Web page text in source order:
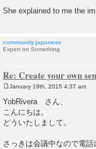
She explained to me the
community.japanese
Expert on Something
Re: Create your own
o
s
January 19th, 2015 4:37 am
YobRivera さん、
こんにちは。
どういたしまして。
さっきは会議中なので電